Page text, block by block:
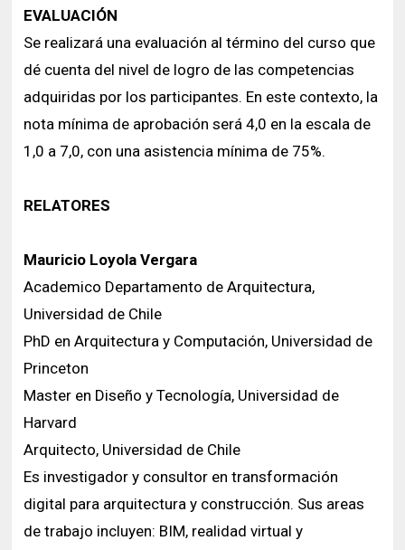
EVALUACIÓN
Se realizará una evaluación al término del curso que
dé cuenta del nivel de logro de las competencias
adquiridas por los participantes. En este contexto, la
nota mínima de aprobación será 4,0 en la escala de
1,0 a 7,0, con una asistencia mínima de 75%.
RELATORES
Mauricio Loyola Vergara
Academico Departamento de Arquitectura,
Universidad de Chile
PhD en Arquitectura y Computación, Universidad de
Princeton
Master en Diseño y Tecnología, Universidad de
Harvard
Arquitecto, Universidad de Chile
Es investigador y consultor en transformación
digital para arquitectura y construcción. Sus areas
de trabajo incluyen: BIM, realidad virtual y